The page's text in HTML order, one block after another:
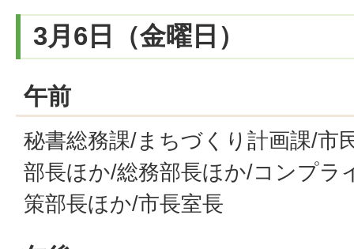
3月6日（金曜日）
午前
秘書総務課/まちづくり計画課/市
部長ほか/総務部長ほか/コンプラ
策部長ほか/市長室長